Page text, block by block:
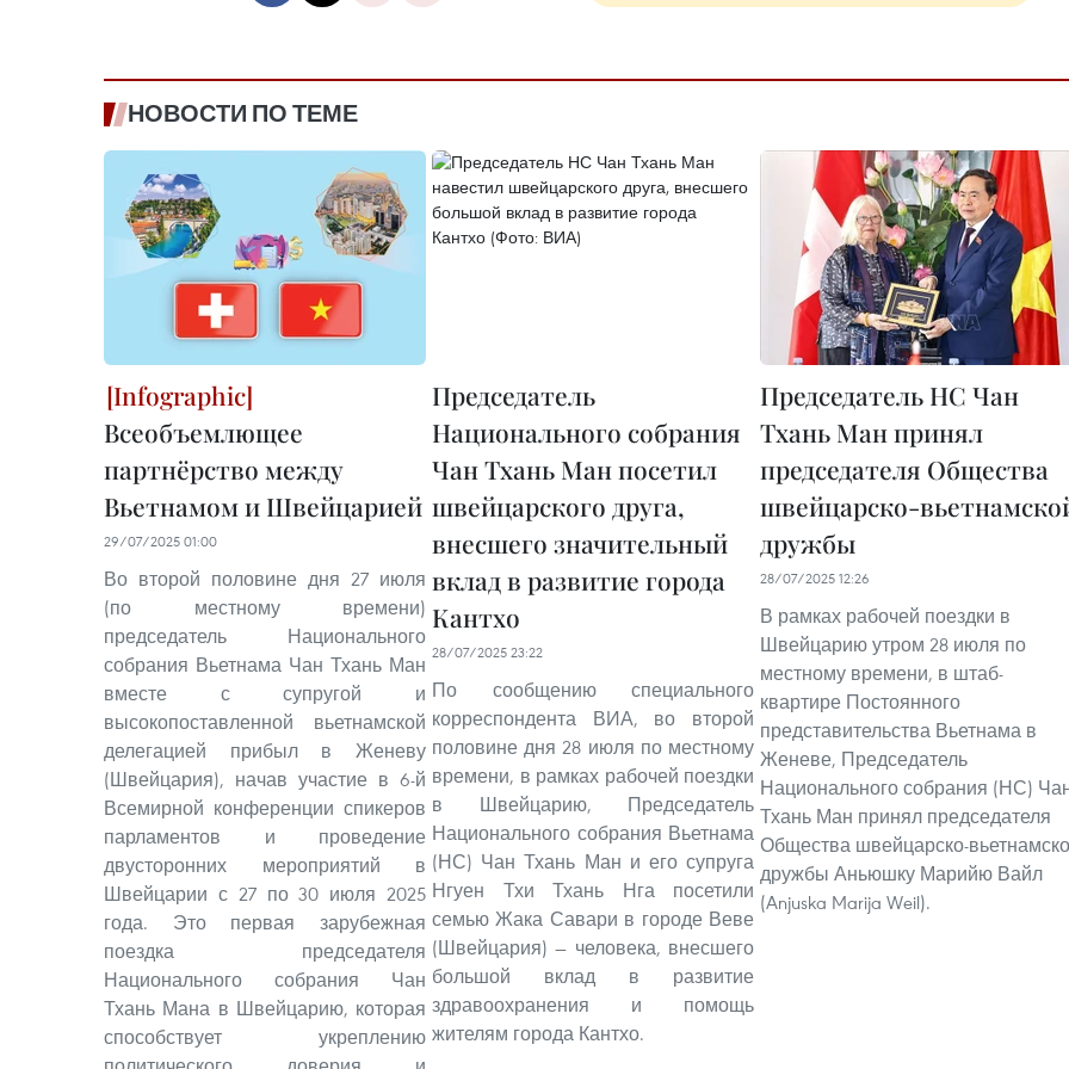
НОВОСТИ ПО ТЕМЕ
Всеобъемлющее
партнёрство между
Вьетнамом и Швейцарией
29/07/2025 01:00
Во второй половине дня 27 июля
(по местному времени)
председатель Национального
собрания Вьетнама Чан Тхань Ман
вместе с супругой и
высокопоставленной вьетнамской
делегацией прибыл в Женеву
(Швейцария), начав участие в 6-й
Всемирной конференции спикеров
парламентов и проведение
двусторонних мероприятий в
Швейцарии с 27 по 30 июля 2025
года. Это первая зарубежная
поездка председателя
Национального собрания Чан
Тхань Мана в Швейцарию, которая
способствует укреплению
Председатель
Национального собрания
Чан Тхань Ман посетил
швейцарского друга,
внесшего значительный
вклад в развитие города
Кантхо
28/07/2025 23:22
По сообщению специального
корреспондента ВИА, во второй
половине дня 28 июля по местному
времени, в рамках рабочей поездки
в Швейцарию, Председатель
Национального собрания Вьетнама
(НС) Чан Тхань Ман и его супруга
Нгуен Тхи Тхань Нга посетили
семью Жака Савари в городе Веве
(Швейцария) — человека, внесшего
большой вклад в развитие
здравоохранения и помощь
жителям города Кантхо.
Председатель НС Чан
Тхань Ман принял
председателя Общества
швейцарско-
дружбы
28/07/2025 12:26
В рамках рабочей поездки в
Швейцарию утром 28 июля по
местному времени, в штаб-
квартире Постоянного
представительства Вьетнама в
Женеве, Председатель
Национального собрания (НС)
Тхань Ман принял председателя
Общества швейцарско-
дружбы Аньюшку Марийю Вайл
(Anjuska Marija Weil).